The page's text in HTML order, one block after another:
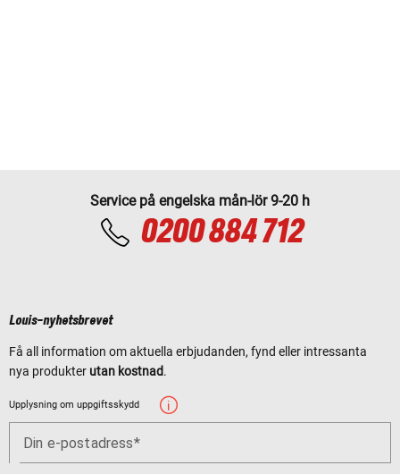
Service på engelska mån-lör 9-20 h
0200 884 712
Louis-nyhetsbrevet
Få all information om aktuella erbjudanden, fynd eller intressanta
nya produkter utan kostnad.
Upplysning om uppgiftsskydd
Din e-postadress